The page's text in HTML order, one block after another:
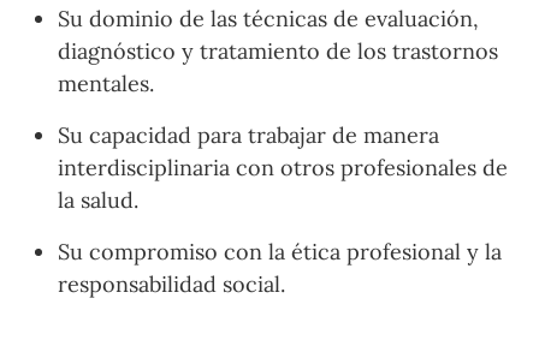
Su dominio de las técnicas de evaluación,
diagnóstico y tratamiento de los trastornos
mentales.
Su capacidad para trabajar de manera
interdisciplinaria con otros profesionales de
la salud.
Su compromiso con la ética profesional y la
responsabilidad social.